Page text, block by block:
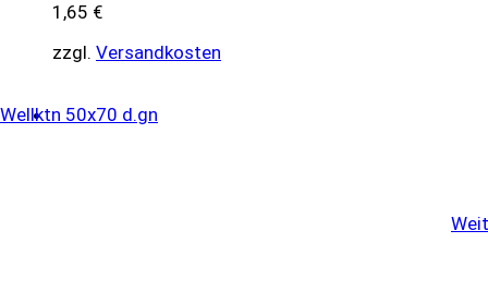
1,65 €
zzgl. Versandkosten